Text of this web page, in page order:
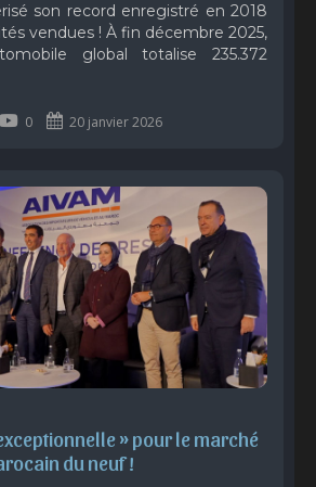
son record enregistré en 2018
vendues ! À fin décembre 2025,
global totalise 235.372
0 20 janvier 2026
» pour le marché
du neuf !